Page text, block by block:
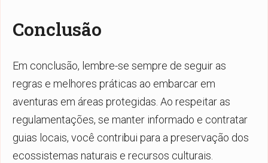
Conclusão
Em conclusão, lembre-se sempre de seguir as
regras e melhores práticas ao embarcar em
aventuras em áreas protegidas. Ao respeitar as
regulamentações, se manter informado e contratar
guias locais, você contribui para a preservação dos
ecossistemas naturais e recursos culturais.